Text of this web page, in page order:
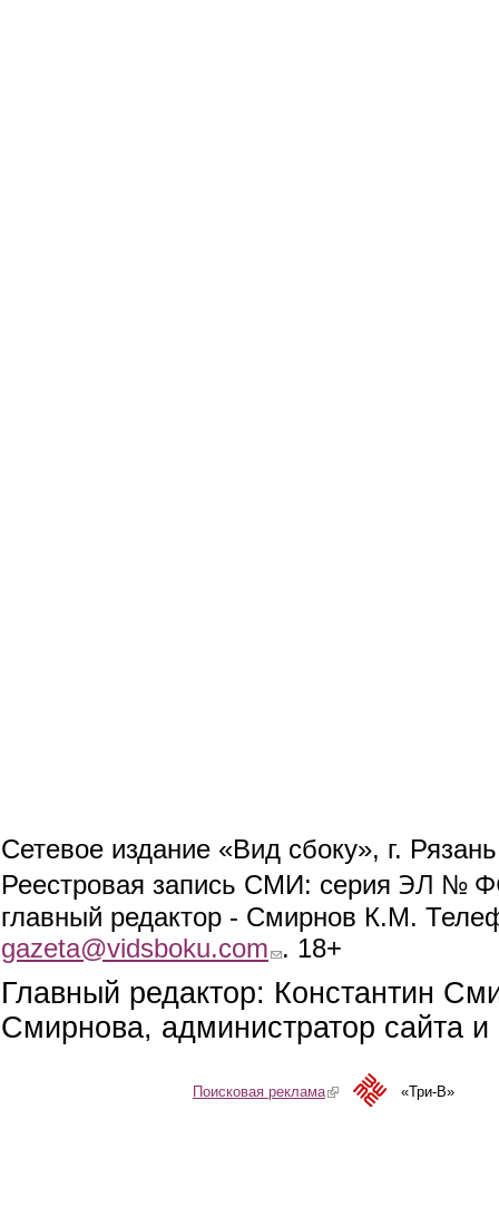
Сетевое издание «Вид сбоку», г.
Реестровая запись СМИ: серия ЭЛ №
главный редактор - Смирнов К.М.
gazeta@vidsboku.com (link sends e-mail)
. 18+
Главный редактор: Константин
Смирнова, администратор сайта
Поисковая реклама(link is external)«Три-В»